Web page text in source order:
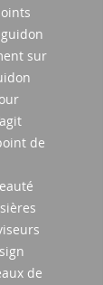
sur
de
de